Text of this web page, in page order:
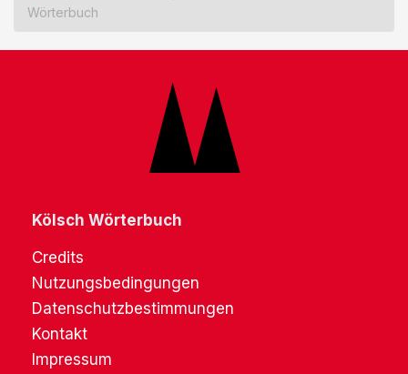
Wörterbuch
Kölsch Wörterbuch
Credits
Nutzungsbedingungen
Datenschutzbestimmungen
Kontakt
Impressum